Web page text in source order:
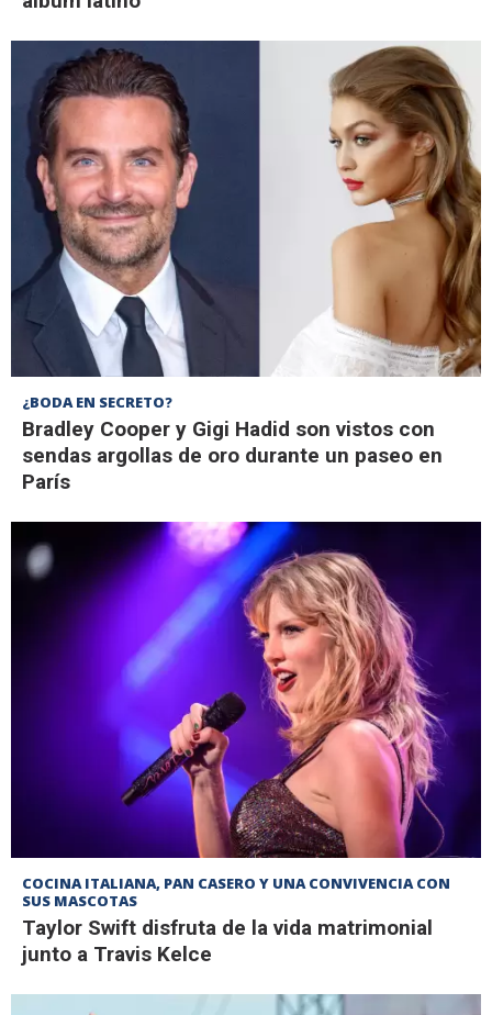
¿BODA EN SECRETO?
Bradley Cooper y Gigi Hadid son vistos con
sendas argollas de oro durante un paseo en
París
COCINA ITALIANA, PAN CASERO Y UNA CONVIVENCIA CON
SUS MASCOTAS
Taylor Swift disfruta de la vida matrimonial
junto a Travis Kelce